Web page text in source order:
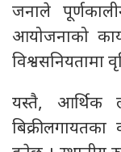
जनाले
आयोजनाको
विश्वसनियतामा
यस्तै, आर्थिक